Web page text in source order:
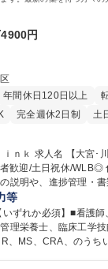
事です。
円
年間休日120日以上
完全週休2日制 土
治験コーディネ
/WLB◎ 仕事の内容 治験協力者（患
説明や、進捗管理・
きます。最新の薬を待
度の高い仕事です。 治験に参
内容の補助説明 ■被験
の確認 ■診療、検査へ
等
ずれか必須】■看護師
理栄養士、臨床工学
、MS、CRA、のうち